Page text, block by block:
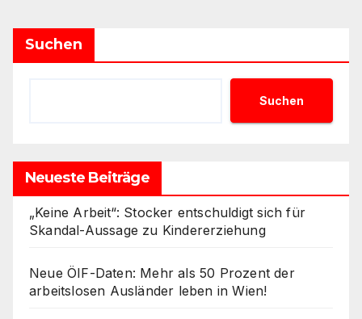
Suchen
Suchen
Neueste Beiträge
„Keine Arbeit“: Stocker entschuldigt sich für
Skandal-Aussage zu Kindererziehung
Neue ÖIF-Daten: Mehr als 50 Prozent der
arbeitslosen Ausländer leben in Wien!